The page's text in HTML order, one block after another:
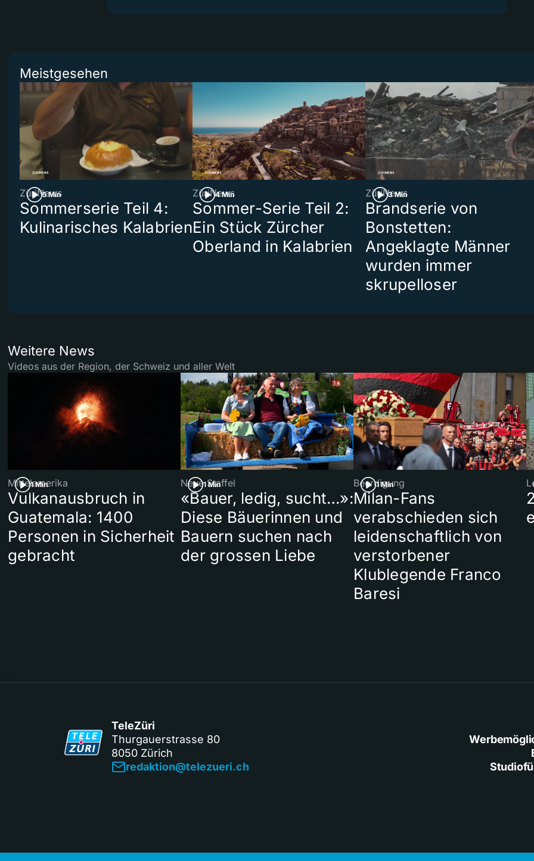
Meistgesehen
5 Min
ZüriNews
Sommerserie Teil 4:
Kulinarisches Kalabrien
4 Min
ZüriNews
Sommer-Serie Teil 2:
Ein Stück Zürcher
Oberland in Kalabrien
3 Min
ZüriNews
Brandserie von
Bonstetten:
Angeklagte Männer
wurden immer
skrupelloser
Weitere News
Videos aus der Region, der Schweiz und aller Welt
1 Min
Mittelamerika
Vulkanausbruch in
Guatemala: 1400
Personen in Sicherheit
gebracht
1 Min
Neue Staffel
«Bauer, ledig, sucht…»:
Diese Bäuerinnen und
Bauern suchen nach
der grossen Liebe
1 Min
Beerdigung
Milan-Fans
verabschieden sich
leidenschaftlich von
verstorbener
Klublegende Franco
Baresi
TeleZüri
Thurgauerstrasse 80
8050 Zürich
redaktion@telezueri.ch